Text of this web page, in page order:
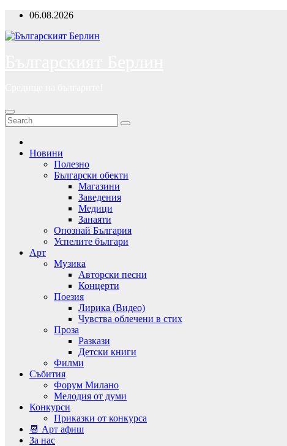
Skip
content
06.08.2026
Новини
Полезно
Български обекти
Магазини
Заведения
Медици
Занаяти
Опознай България
Успелите българи
Арт
Музика
Авторски песни
Концерти
Поезия
Лирика (Видео)
Чувства облечени в стих
Проза
Разкази
Детски книги
Филми
Събития
Форум Милано
Мелодия от думи
Конкурси
Приказки от конкурса
📆 Арт афиш
За нас